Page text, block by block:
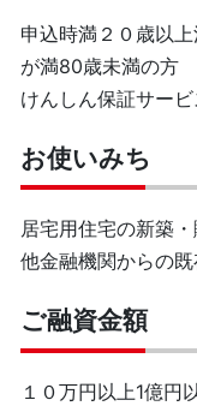
申込時満２０歳以
が満80歳未満の方
けんしん保証サー
お使いみち
居宅用住宅の新築
他金融機関からの
ご融資金額
１０万円以上1億円